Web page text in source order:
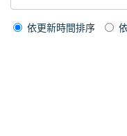
依更新時間排序